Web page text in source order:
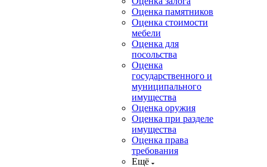
Оценка памятников
Оценка стоимости
мебели
Оценка для
посольства
Оценка
государственного и
муниципального
имущества
Оценка оружия
Оценка при разделе
имущества
Оценка права
требования
Ещё